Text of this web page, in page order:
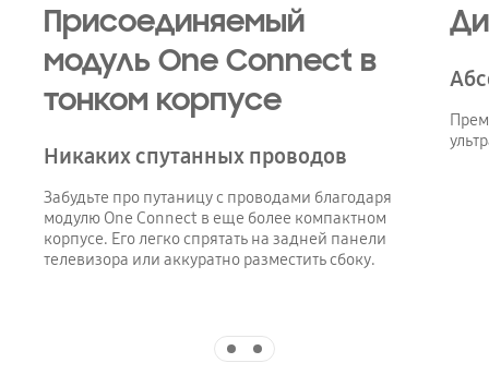
Присоединяемый
модуль One Connect в
тонком корпусе
Никаких спутанных проводов
Забудьте про путаницу с проводами благодаря
модулю One Connect в еще более компактном
корпусе. Его легко спрятать на задней панели
телевизора или аккуратно разместить сбоку.